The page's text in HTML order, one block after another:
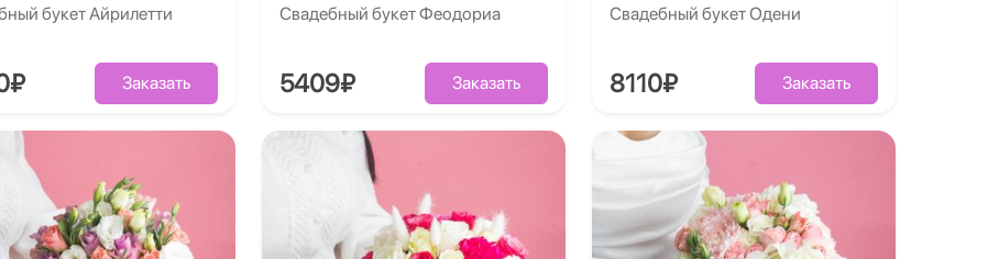
букет Айрилетти
Заказать
Свадебный букет Феодориа
5409₽ Заказать
Свадебный букет Одени
8110₽ Заказать